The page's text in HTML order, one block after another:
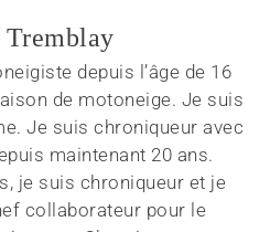
Tremblay
depuis l’âge de 16
de motoneige. Je suis
Je suis chroniqueur avec
maintenant 20 ans.
je suis chroniqueur et je
collaborateur pour le